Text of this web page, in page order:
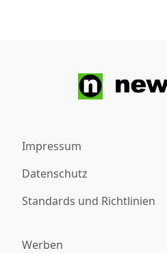
Impressum
Datenschutz
Standards und Richtlinien
Werben